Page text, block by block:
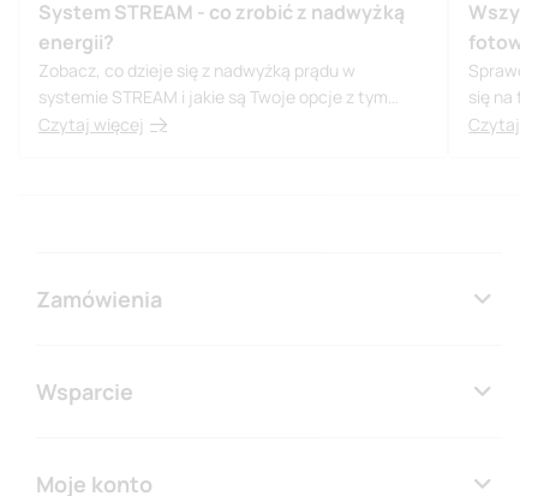
System STREAM - co zrobić z nadwyżką
energii?
Zobacz, co dzieje się z nadwyżką prądu w
systemie STREAM i jakie są Twoje opcje z tym
związane.
Czytaj więcej
się na
Czytaj
Zamówienia
Wsparcie
Moje konto